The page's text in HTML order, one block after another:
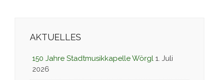
AKTUELLES
150 Jahre Stadtmusikkapelle Wörgl 1. Juli
2026